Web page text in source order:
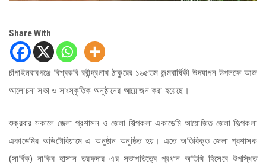
Share With
চাঁপাইনবাবগঞ্জে বিশ্বকবি রবীন্দ্রনাথ ঠাকুরের ১৬৫তম জন্মবার্ষিকী উদযাপন উপলক্ষে আজ
আলোচনা সভা ও সাংস্কৃতিক অনুষ্ঠানের আয়োজন করা হয়েছে।
শুক্রবার সকালে জেলা প্রশাসন ও জেলা শিল্পকলা একাডেমি আয়োজিত জেলা শিল্পকলা
একাডেমির অডিটোরিয়ামে এ অনুষ্ঠান অনুষ্ঠিত হয়। এতে অতিরিক্ত জেলা প্রশাসক
(সার্বিক) নাকিব হাসান তরফদার এর সভাপতিত্বে প্রধান অতিথি হিসেবে উপস্থিত